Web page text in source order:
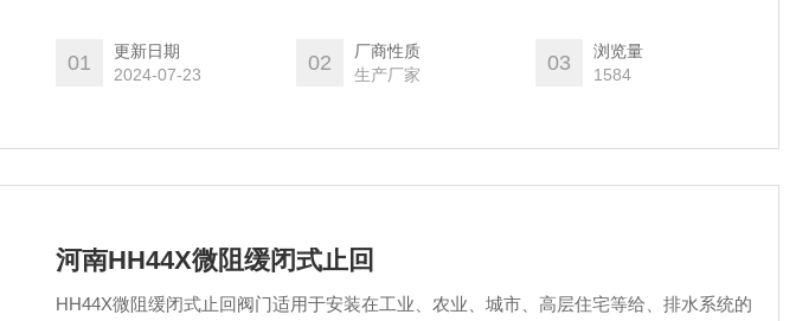
锤消除器。
01
更新日期
2024-07-23
02
厂商性质
生产厂家
03
浏览量
1584
河南HH44X微阻缓闭式止回
HH44X微阻缓闭式止回阀门适用于安装在工业、农业、城市、高层住宅等给、排水系统的